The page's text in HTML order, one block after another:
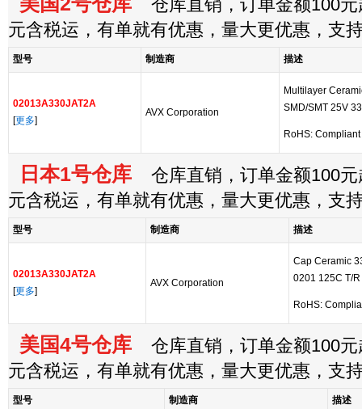
仓库直销，订单金额100元
元含税运，有单就有优惠，量大更优惠，支
型号 制造商 描述
02013A330JAT2A
[更多]
AVX Corporation
Multilayer
SMD/SMT 25V
RoHS: Compliant
日本1号仓库 仓库直销，订单金额100元
元含税运，有单就有优惠，量大更优惠，支
型号 制造商 描述
02013A330JAT2A
[更多]
AVX Corporation
Cap Ceramic
0201 125C T/R
RoHS:
美国4号仓库 仓库直销，订单金额100元
元含税运，有单就有优惠，量大更优惠，支
型号 制造商
描述